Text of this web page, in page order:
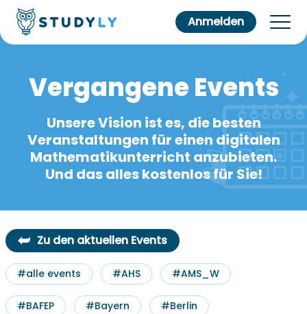
Anmelden
Vergangene Events
Unsere Vision ist es, die besten
Veranstaltungen für einen digitalen
Mathematikunterricht anzubieten.
Und das alles kostenlos für Sie!
Zu den aktuellen Events
#alle events #AHS #AMS_W
#BAFEP #Bayern #Berlin